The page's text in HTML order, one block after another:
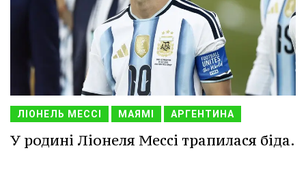
ЛІОНЕЛЬ МЕССІ МАЯМІ АРГЕНТИНА
У родині Ліонеля Мессі трапилася біда.